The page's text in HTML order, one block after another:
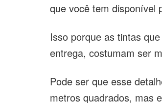
que você tem disponível
Isso porque as tintas
entrega, costumam ser
Pode ser que esse
metros quadrados, mas